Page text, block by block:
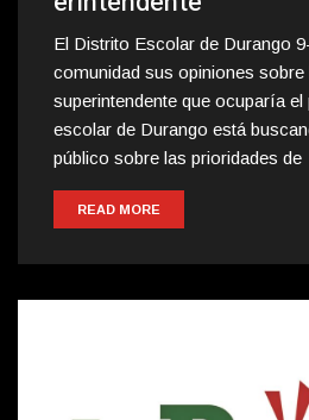
El Distrito Escolar de Durango
comunidad sus opiniones sobre
superintendente que ocuparía
escolar de Durango está
público sobre las prioridades de
READ MORE